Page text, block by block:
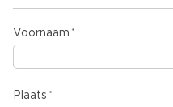
Voornaam
Plaats